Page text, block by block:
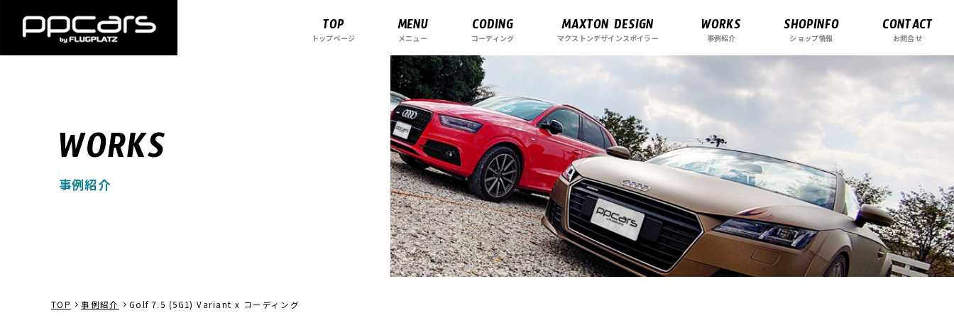
TOP
トップページ MENU
メニュー CODING
コーディング MAXTON DESIGN
マクストンデザインスポイラー WORKS
事例紹介 SHOPINFO
ショップ情報 CONTACT
お問合せ
WORKS
事例紹介
TOP 事例紹介 Golf 7.5 (5G1) Variant x コーディング